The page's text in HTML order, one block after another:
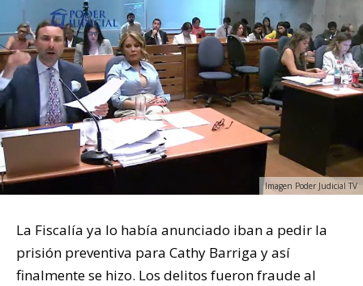
Imagen Poder Judicial TV
La Fiscalía ya lo había anunciado iban a pedir la
prisión preventiva para Cathy Barriga y así
finalmente se hizo. Los delitos fueron fraude al